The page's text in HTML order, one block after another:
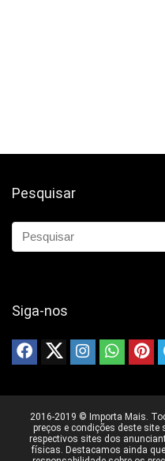
Pesquisar
Siga-nos
2016-2019 © Importa Mais.
preços e condições deste site
respectivos sites dos
físicas. Destacamos ainda